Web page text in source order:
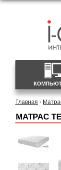
Главная ›
МАТРАС